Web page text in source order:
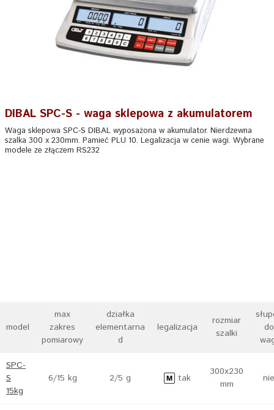
DIBAL SPC-S - waga sklepowa z akumulatorem
Waga sklepowa SPC-S DIBAL wyposażona w akumulator. Nierdzewna
szalka 300 x 230mm. Pamieć PLU 10. Legalizacja w cenie wagi. Wybrane
modele ze złączem RS232
model
max
zakres
pomiarowy
działka
elementarna
d
legalizacja
rozmiar
szalki
do
SPC-
S
15kg
6/15 kg 2/5 g tak
300x230
mm
nie